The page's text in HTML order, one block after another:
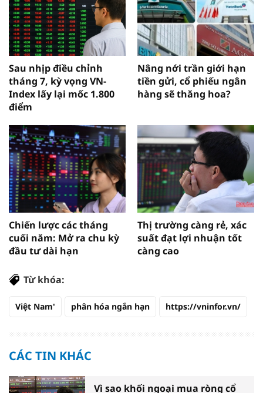
Sau nhịp điều chỉnh
tháng 7, kỳ vọng VN-
Index lấy lại mốc 1.800
điểm
Nâng nới trần giới hạn
tiền gửi, cổ phiếu ngân
hàng sẽ thăng hoa?
Chiến lược các tháng
cuối năm: Mở ra chu kỳ
đầu tư dài hạn
Thị trường càng rẻ, xác
suất đạt lợi nhuận tốt
càng cao
Từ khóa:
Việt Nam' phân hóa ngắn hạn https://vninfor.vn/
CÁC TIN KHÁC
Vì sao khối ngoại mua ròng cổ